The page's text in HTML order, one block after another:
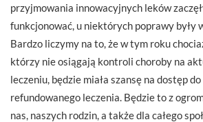
przyjmowania innowacyjnych leków
funkcjonować, u niektórych poprawy były
Bardzo liczymy na to, że w tym roku
którzy nie osiągają kontroli choroby na
leczeniu, będzie miała szansę na dostęp
refundowanego leczenia. Będzie to z
nas, naszych rodzin, a także dla całego